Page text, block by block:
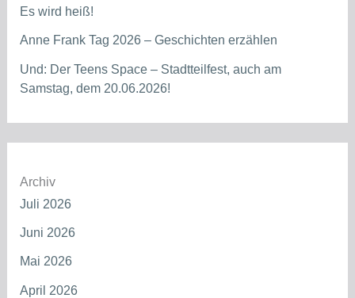
Es wird heiß!
Anne Frank Tag 2026 – Geschichten erzählen
Und: Der Teens Space – Stadtteilfest, auch am
Samstag, dem 20.06.2026!
Archiv
Juli 2026
Juni 2026
Mai 2026
April 2026